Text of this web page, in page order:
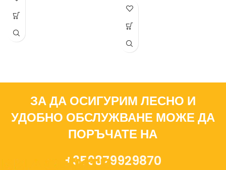
ЗА ДА ОСИГУРИМ ЛЕСНО И
УДОБНО ОБСЛУЖВАНЕ МОЖЕ ДА
ПОРЪЧАТЕ НА
+359879929870